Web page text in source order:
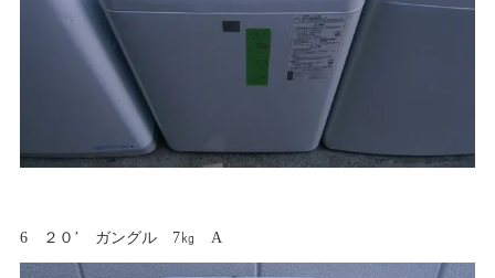
6 ２０’ ガングル 7㎏ A